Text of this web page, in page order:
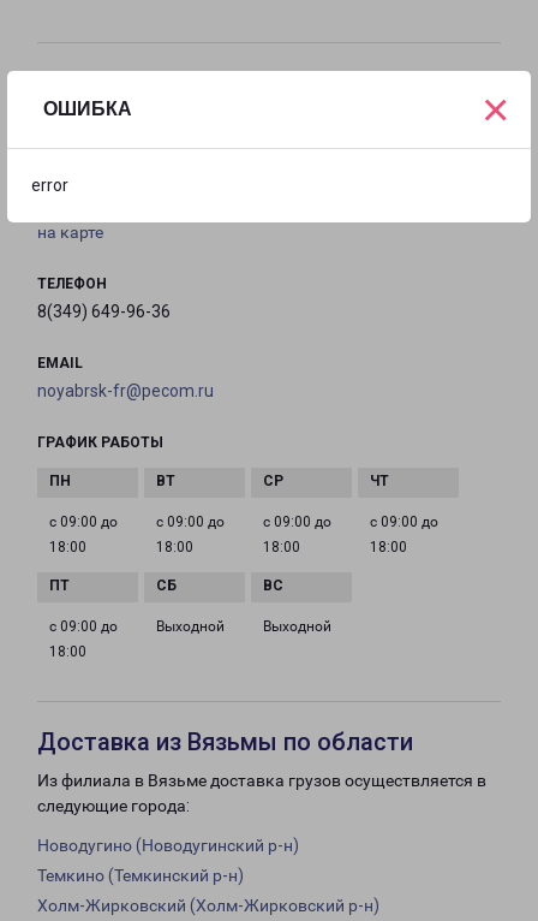
ОШИБКА
error
×
НОЯБРЬСК
Ямало-Ненецкий АО, г. Ноябрьск, 3-й проезд, 10
на карте
ТЕЛЕФОН
8(349) 649-96-36
EMAIL
noyabrsk-fr@pecom.ru
ГРАФИК РАБОТЫ
с 09:00 до
18:00
с 09:00 до
18:00
с 09:00 до
18:00
с 09:00 до
18:00
с 09:00 до
18:00
Выходной Выходной
Доставка из Вязьмы по области
Из филиала в Вязьме доставка грузов осуществляется в
следующие города:
Новодугино (Новодугинский р-н)
Темкино (Темкинский р-н)
Холм-Жирковский (Холм-Жирковский р-н)